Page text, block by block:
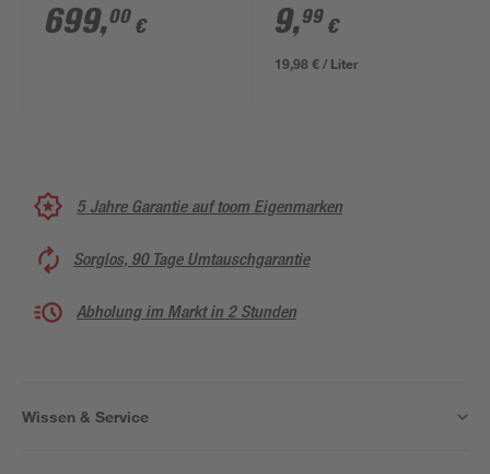
'HW001GZ' 40 V ohne
Akku
699,00 € 9,99 €
19,98 € / Liter
5 Jahre Garantie auf toom Eigenmarken
Sorglos, 90 Tage Umtauschgarantie
Abholung im Markt in 2 Stunden
Wissen & Service